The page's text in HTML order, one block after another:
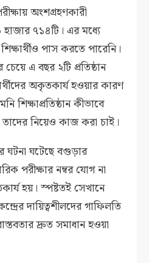
অংশগ্রহণকারী
হাজার ৭১৪টি। এর মধ্যে
পাস করতে পারেনি।
এ বছর ২টি প্রতিষ্ঠান
অকৃতকার্য হওয়ার কারণ
শিক্ষাপ্রতিষ্ঠান কীভাবে
নিয়েও কাজ করা চাই।
ঘটনা ঘটেছে বগুড়ার
পরীক্ষার নম্বর যোগ না
হয়। স্পষ্টতই সেখানে
দায়িত্বশীলদের গাফিলতি
দ্রুত সমাধান হওয়া